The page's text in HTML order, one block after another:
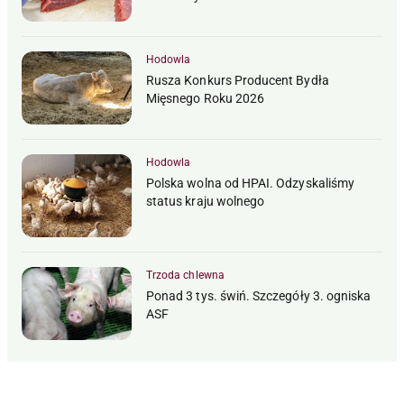
Hodowla
Rusza Konkurs Producent Bydła
Mięsnego Roku 2026
Hodowla
Polska wolna od HPAI. Odzyskaliśmy
status kraju wolnego
Trzoda chlewna
Ponad 3 tys. świń. Szczegóły 3. ogniska
ASF